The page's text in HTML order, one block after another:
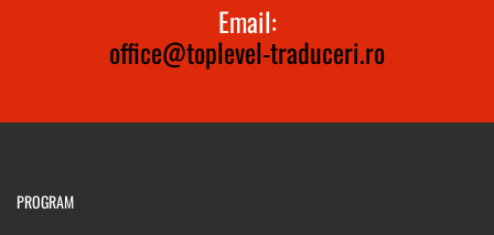
Email:
office@toplevel-traduceri.ro
PROGRAM